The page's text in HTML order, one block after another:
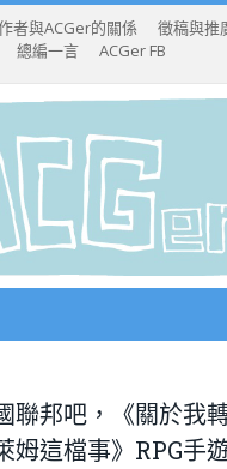
者與ACGer的關係
徵稿與推
總編一言
ACGer FB
聯邦吧，《關於我
姆這檔事》RPG手